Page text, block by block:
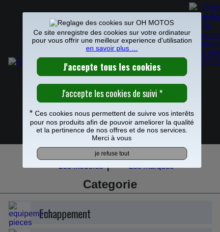
0
Frais de port offerts à partir de 49€
EQUIPEZ VOTRE SUZUKI 450 RM-Z 2011
Vous cherchez des pièces pour votre Suzuki 450
RM-Z de 2011 ? Vous trouverez toutes les pièces
qu'il vous faut à des prix très compétitifs. Vous avez
un modèle rare ou il y a un produit qui manque ?
demandez nous sur le chat.
Les modèles| Les marques
Categorie
Echappement
Ce site enregistre des cookies sur votre ordinateur
pour vous offrir une meilleur experience d'utilisation
en savoir plus …
* Ces cookies nous permettent de suivre vos interêts
pour nos produits afin de pouvoir ameliorer la qualité
et la pertinence de nos offres et de nos services.
Merci à vous